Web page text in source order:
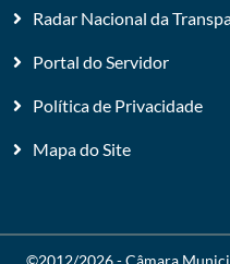
Radar Nacional da
Portal do Servidor
Política de Privacidade
Mapa do Site
©2012/2026 -Câmara